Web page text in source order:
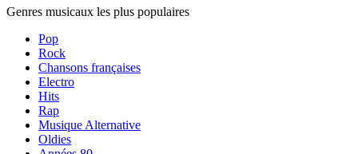
Genres musicaux les plus populaires
Pop
Rock
Chansons françaises
Electro
Hits
Rap
Musique Alternative
Oldies